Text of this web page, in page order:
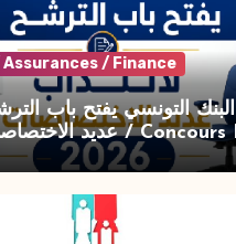
Assurances / Finance
البنك التونسي يفتح باب
Tunisie 2026